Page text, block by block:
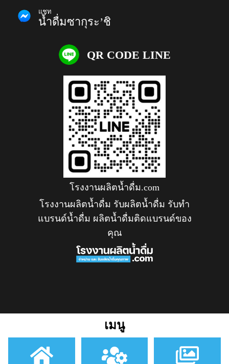
แชท
น้ำดื่มซากุระ’ชิ
QR CODE LINE
โรงงานผลิตน้ำดื่ม.com
โรงงานผลิตน้ำดื่ม รับผลิตน้ำดื่ม รับทำ
แบรนด์น้ำดื่ม ผลิตน้ำดื่มติดแบรนด์ของ
คุณ
เมนู